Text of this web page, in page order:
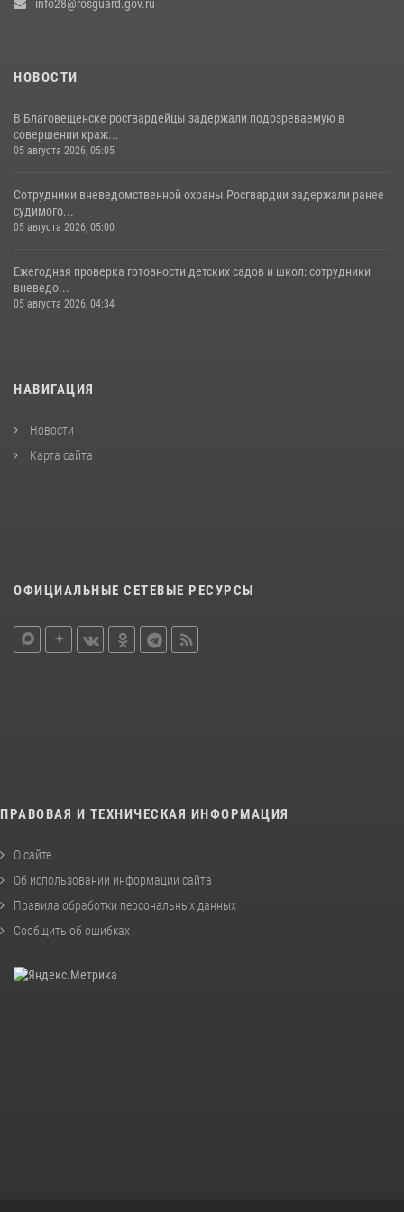
info28@rosguard.gov.ru
НОВОСТИ
В Благовещенске росгвардейцы задержали подозреваемую в
совершении краж...
05 августа 2026, 05:05
Сотрудники вневедомственной охраны Росгвардии задержали ранее
судимого...
05 августа 2026, 05:00
Ежегодная проверка готовности детских садов и школ: сотрудники
вневедо...
05 августа 2026, 04:34
НАВИГАЦИЯ
Новости
Карта сайта
ОФИЦИАЛЬНЫЕ СЕТЕВЫЕ РЕСУРСЫ
ПРАВОВАЯ И ТЕХНИЧЕСКАЯ ИНФОРМАЦИЯ
О сайте
Об использовании информации сайта
Правила обработки персональных данных
Сообщить об ошибках